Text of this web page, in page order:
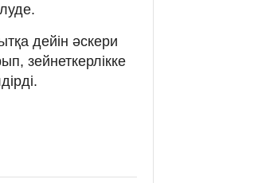
дейін әскери
зейнеткерлікке